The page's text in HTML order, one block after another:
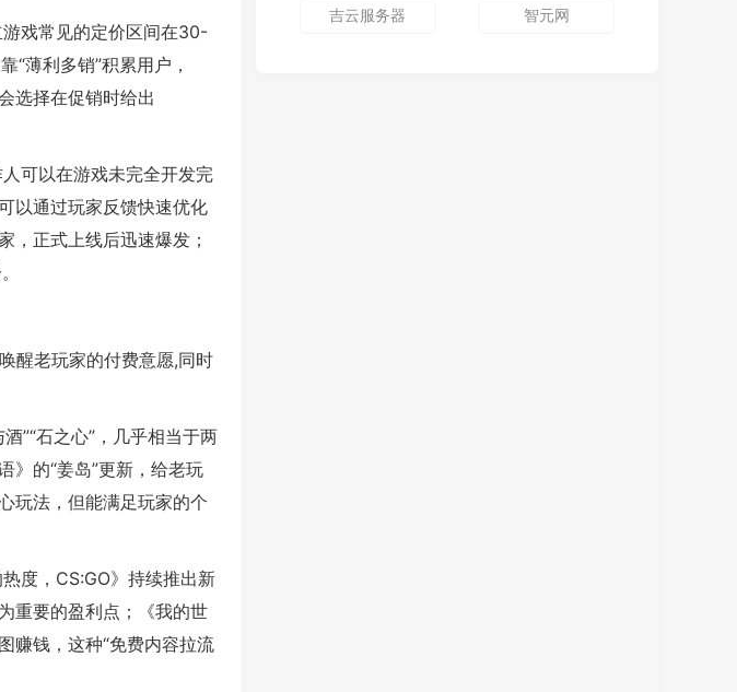
戏常见的定价区间在30-
薄利多销”积累用户，
选择在促销时给出
可以在游戏未完全开发完
以通过玩家反馈快速优化
，正式上线后迅速爆发；
醒老玩家的付费意愿,同时
”“石之心”，几乎相当于两
》的“姜岛”更新，给老玩
玩法，但能满足玩家的个
度，CS:GO》持续推出新
重要的盈利点；《我的世
赚钱，这种“免费内容拉流
吉云服务器 智元网